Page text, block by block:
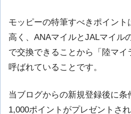
モッピーの特筆すべきポイン
高く、ANAマイルとJALマイル
で交換できることから「陸マイ
呼ばれていることです。
当ブログからの新規登録後に条
1,000ポイントがプレゼントさ